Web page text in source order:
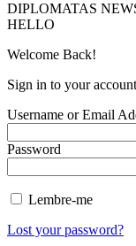
DIPLOMATAS
HELLO
Welcome Back!
Sign in to your account
Username or Email
Password
Lembre-me
Lost your password?